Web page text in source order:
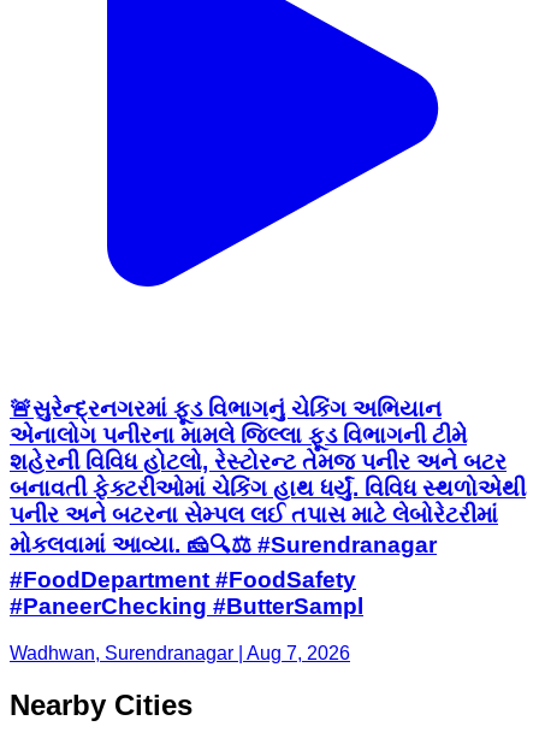
🚨સુરેન્દ્રનગરમાં ફૂડ વિભાગનું ચેકિંગ અભિયાન
એનાલોગ પનીરના મામલે જિલ્લા ફૂડ વિભાગની ટીમે
શહેરની વિવિધ હોટલો, રેસ્ટોરન્ટ તેમજ પનીર અને બટર
બનાવતી ફેક્ટરીઓમાં ચેકિંગ હાથ ધર્યું. વિવિધ સ્થળોએથી
પનીર અને બટરના સેમ્પલ લઈ તપાસ માટે લેબોરેટરીમાં
મોકલવામાં આવ્યા. 🧀🔍⚖️ #Surendranagar
#FoodDepartment #FoodSafety
#PaneerChecking #ButterSampl
Wadhwan, Surendranagar | Aug 7, 2026
Nearby Cities